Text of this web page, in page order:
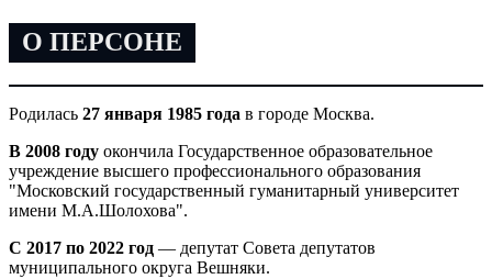
О ПЕРСОНЕ
Родилась 27 января 1985 года в городе Москва.
В 2008 году окончила Государственное образовательное
учреждение высшего профессионального образования
"Московский государственный гуманитарный университет
имени М.А.Шолохова".
С 2017 по 2022 год — депутат Совета депутатов
муниципального округа Вешняки.